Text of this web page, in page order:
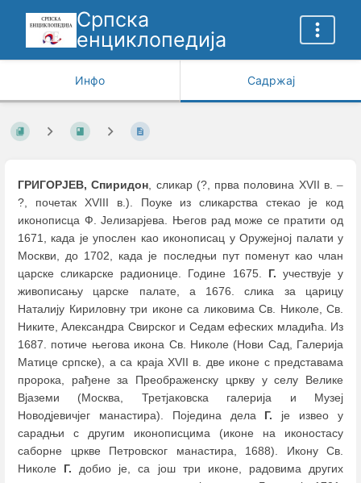
Српска
енциклопедија
Инфо Садржај
ГРИГОРЈЕВ, Спиридон, сликар (?, прва половина XVII в. –
?, почетак XVIII в.). Поуке из сликарства стекао је код
иконописца Ф. Јелизарјева. Његов рад може се пратити oд
1671, када је упослен као иконописац у Оружејној палати у
Москви, до 1702, када је последњи пут поменут као члан
царске сликарске радионице. Године 1675. Г. учествује у
живописању царске палате, а 1676. слика за царицу
Наталију Кириловну три иконе са ликовима Св. Николе, Св.
Никите, Александра Свирског и Седам ефеских младића. Из
1687. потиче његова икона Св. Николе (Нови Сад, Галерија
Матице српске), а са краја XVII в. две иконе с представама
пророка, рађене за Преображенску цркву у селу Велике
Вјаземи (Москва, Третјаковска галерија и Музеј
Новодјевичјег манастира). Поједина дела Г. је извео у
сарадњи с другим иконописцима (иконе на иконостасу
саборне цркве Петровског манастира, 1688). Икону Св.
Николе Г. добио је, са још три иконе, радовима других